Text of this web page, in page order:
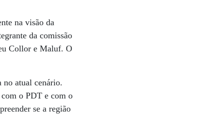
na visão da
da comissão
Collor e Maluf. O
no atual cenário.
o PDT e com o
se a região